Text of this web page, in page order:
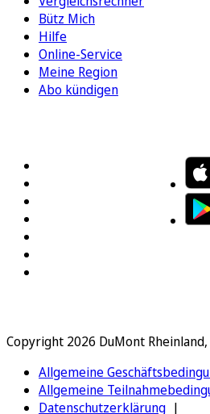
Bütz Mich
Hilfe
Online-Service
Meine Region
Abo kündigen
Copyright 2026 DuMont
Allgemeine
Allgemeine
Datenschutzerklärung